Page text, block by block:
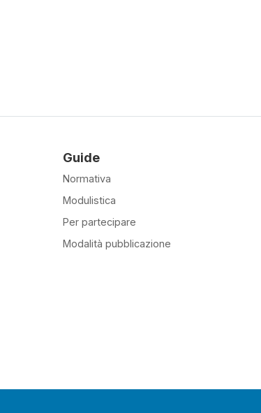
Guide
Normativa
Modulistica
Per partecipare
Modalità pubblicazione